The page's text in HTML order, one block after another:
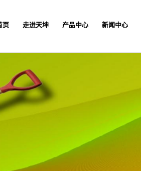
页 走进天坤 产品中心 新闻中心